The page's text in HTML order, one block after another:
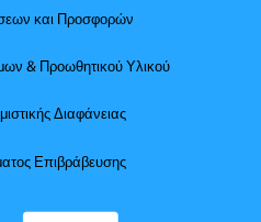
και Προσφορών
& Προωθητικού Υλικού
Διαφάνειας
Επιβράβευσης